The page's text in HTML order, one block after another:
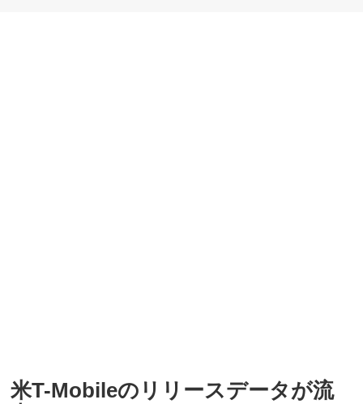
米T-Mobileのリリースデータが流